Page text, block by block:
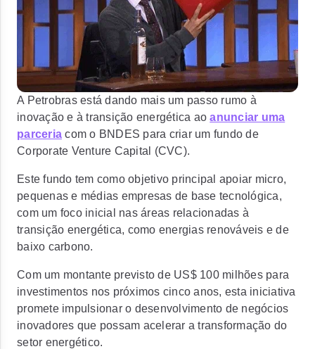
A Petrobras está dando mais um passo rumo à
inovação e à transição energética aoanunciar uma
parceria com o BNDES para criar um fundo de
Corporate Venture Capital (CVC).
Este fundo tem como objetivo principal apoiar micro,
pequenas e médias empresas de base tecnológica,
com um foco inicial nas áreas relacionadas à
transição energética, como energias renováveis e de
baixo carbono.
Com um montante previsto de US$ 100 milhões para
investimentos nos próximos cinco anos, esta iniciativa
promete impulsionar o desenvolvimento de negócios
inovadores que possam acelerar a transformação do
setor energético.